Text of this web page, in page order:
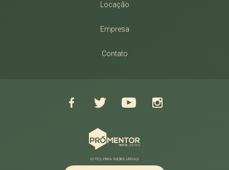
Locação
Empresa
Contato
SITES PARA IMOBILIÁRIAS